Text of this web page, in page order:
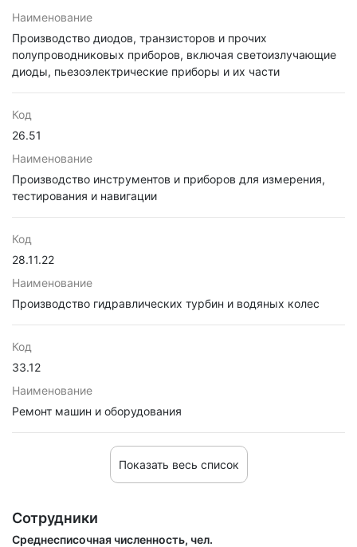
Наименование
Производство диодов, транзисторов и прочих
полупроводниковых приборов, включая светоизлучающие
диоды, пьезоэлектрические приборы и их части
Код
26.51
Наименование
Производство инструментов и приборов для измерения,
тестирования и навигации
Код
28.11.22
Наименование
Производство гидравлических турбин и водяных колес
Код
33.12
Наименование
Ремонт машин и оборудования
Показать весь список
Сотрудники
Среднесписочная численность, чел.